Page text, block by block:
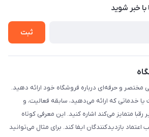
خبر شوید
ثبت
و حرفه‌ای درباره فروشگاه خود ارائه دهید.
خدماتی که ارائه می‌دهید، سابقه فعالیت، و
رقبا متمایز می‌کند اشاره کنید. این معرفی کوتاه
بازدیدکنندگان ایفا کند. برای مثال می‌توانید